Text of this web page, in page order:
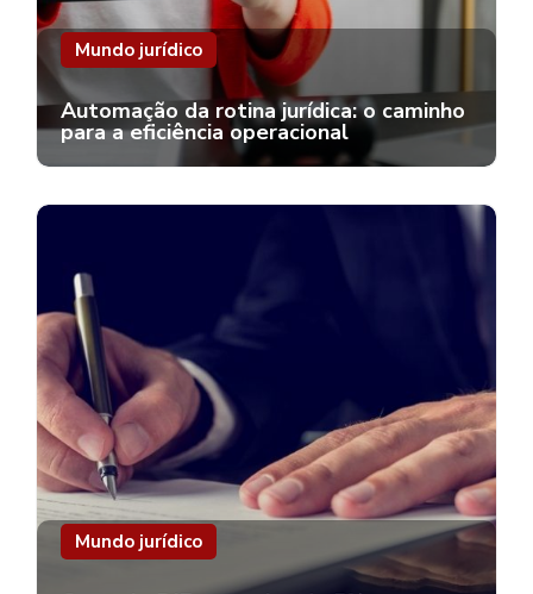
Mundo jurídico
Automação da rotina jurídica: o caminho
para a eficiência operacional
Mundo jurídico